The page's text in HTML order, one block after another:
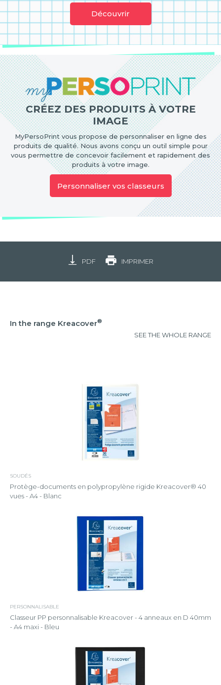
Découvrir
CRÉEZ DES PRODUITS À VOTRE
IMAGE
MyPersoPrint vous propose de personnaliser en ligne des
produits de qualité. Nous avons conçu un outil simple pour
vous permettre de concevoir facilement et rapidement des
produits à votre image.
Personnaliser vos classeurs
PDF IMPRIMER
In the range Kreacover®
SEE THE WHOLE RANGE
SOUDÉS
Protège-documents en polypropylène rigide Kreacover® 40
vues - A4 - Blanc
PERSONNALISABLE
Classeur PP personnalisable Kreacover - 4 anneaux en D 40mm
- A4 maxi - Bleu